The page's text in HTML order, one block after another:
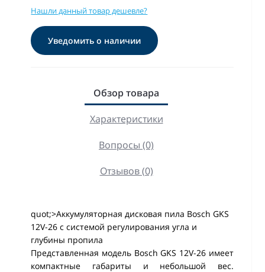
Нашли данный товар дешевле?
Уведомить о наличии
Обзор товара
Характеристики
Вопросы (0)
Отзывов (0)
quot;>Аккумуляторная дисковая пила Bosch GKS
12V-26 с системой регулирования угла и
глубины пропила
Представленная модель Bosch GKS 12V-26 имеет
компактные габариты и небольшой вес.